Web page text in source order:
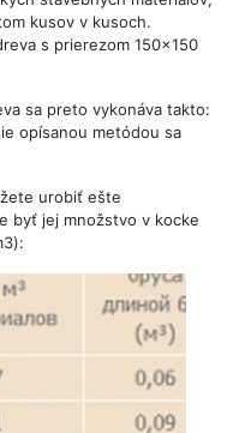
kusov v kusoch.
s prierezom 150x150
sa preto vykonáva takto:
opísanou metódou sa
urobiť ešte
byť jej množstvo v kocke